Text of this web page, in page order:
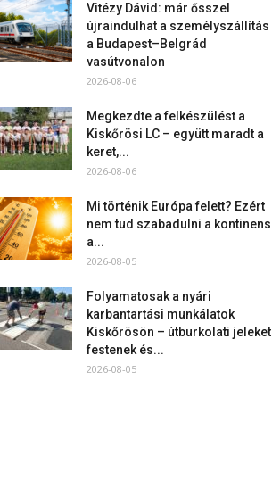
Vitézy Dávid: már ősszel
újraindulhat a személyszállítás
a Budapest–Belgrád
vasútvonalon
2026-08-06
Megkezdte a felkészülést a
Kiskőrösi LC – együtt maradt a
keret,...
2026-08-06
Mi történik Európa felett? Ezért
nem tud szabadulni a kontinens
a...
2026-08-05
Folyamatosak a nyári
karbantartási munkálatok
Kiskőrösön – útburkolati jeleket
festenek és...
2026-08-05